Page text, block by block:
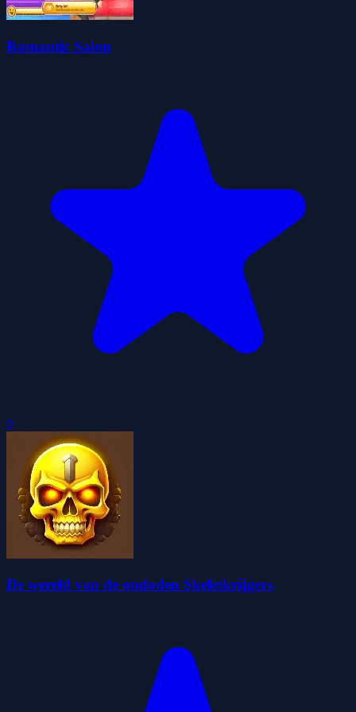
Romantic Salon
0
De wereld van de ondoden Skeletkrijgers